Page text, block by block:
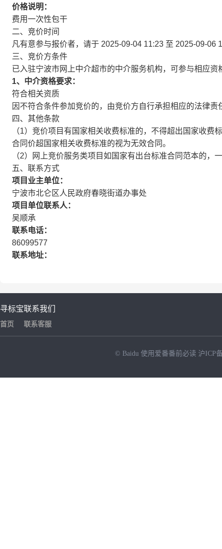
价格说明：
费用一次性包干
二、竞价时间
凡有意参与报价者，请于 2025-09-04 11:23 至 2025-09-06
三、竞价方条件
已入驻宁波市网上中介超市的中介服务机构，可参与相应
1、中介资格要求：
符合相关资质
因不符合条件参加竞价的，由竞价方自行承担相应的法律责
四、其他条款
（1）竞价项目有国家相关收费标准的，不得超出国家收
合同价超国家相关收费标准的视为无效合同。
（2）网上竞价服务类项目如国家有出台标准合同范本的，
五、联系方式
项目业主单位：
宁波市北仑区人民政府春晓街道办事处
项目单位联系人：
吴顺承
联系电话：
86099577
联系地址：
寻标宝
首页
联系我们
联系客服
© Baidu 使用爱番番前必读 沪ICP